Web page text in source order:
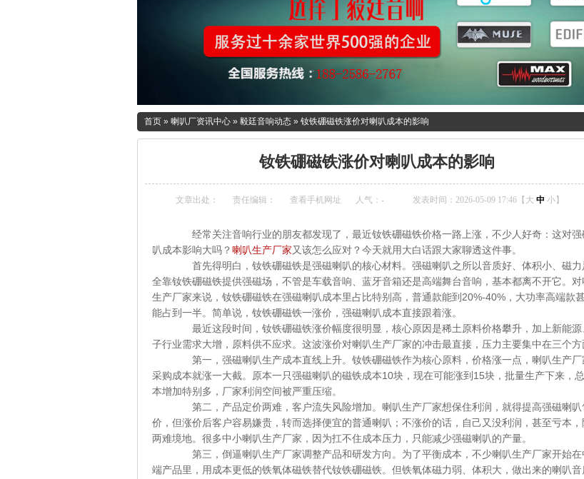
首页 » 喇叭厂资讯中心 » 毅廷音响动态 » 钕铁硼磁铁涨价对喇叭成本的影响
钕铁硼磁铁涨价对喇叭成本的影响
文章出处： 责任编辑： 查看手机网址 人气： - 发表时间：2026-05-09 17:46【 大 中 小】
经常关注音响行业的朋友都发现了，最近钕铁硼磁铁价格一路上涨，不少人好奇：这对强
叭成本影响大吗？喇叭生产厂家又该怎么应对？今天就用大白话跟大家聊透这件事。
首先得明白，钕铁硼磁铁是强磁喇叭的核心材料。强磁喇叭之所以音质好、体积小、磁力
全靠钕铁硼磁铁提供强磁场，不管是车载音响、蓝牙音箱还是高端舞台音响，基本都离不开它。对
生产厂家来说，钕铁硼磁铁在强磁喇叭成本里占比特别高，普通款能到20%-40%，大功率高端款
能占到一半。简单说，钕铁硼磁铁一涨价，强磁喇叭成本直接跟着涨。
最近这段时间，钕铁硼磁铁涨价幅度很明显，核心原因是稀土原料价格攀升，加上新能源
子行业需求大增，原料供不应求。这波涨价对喇叭生产厂家的冲击最直接，压力主要集中在三个方
第一，强磁喇叭生产成本直线上升。钕铁硼磁铁作为核心原料，价格涨一点，喇叭生产厂
采购成本就涨一大截。原本一只强磁喇叭的磁铁成本10块，现在可能涨到15块，批量生产下来，
本增加特别多，厂家利润空间被严重压缩。
第二，产品定价两难，客户流失风险增加。喇叭生产厂家想保住利润，就得提高强磁喇叭
价，但涨价后客户容易嫌贵，转而选择便宜的普通喇叭；不涨价的话，自己又没利润，甚至亏本，
两难境地。很多中小喇叭生产厂家，因为扛不住成本压力，只能减少强磁喇叭的产量。
第三，倒逼喇叭生产厂家调整产品和研发方向。为了平衡成本，不少喇叭生产厂家开始在
端产品里，用成本更低的铁氧体磁铁替代钕铁硼磁铁。但铁氧体磁力弱、体积大，做出来的喇叭音